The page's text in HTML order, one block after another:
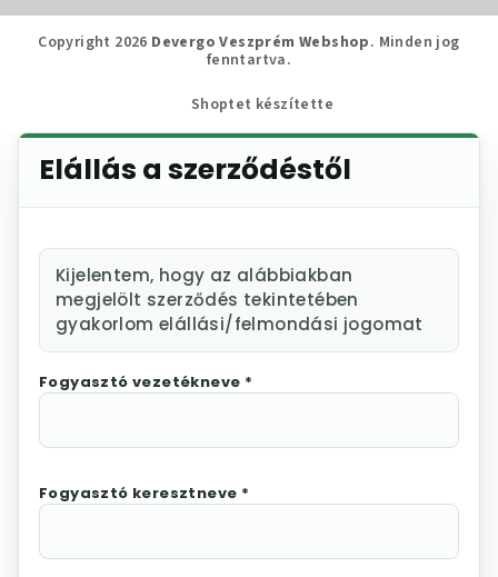
Copyright 2026 Devergo Veszprém Webshop. Minden jog
fenntartva.
Shoptet készítette
Elállás a szerződéstől
Kijelentem, hogy az alábbiakban
megjelölt szerződés tekintetében
gyakorlom elállási/felmondási jogomat
Fogyasztó vezetékneve *
Fogyasztó keresztneve *